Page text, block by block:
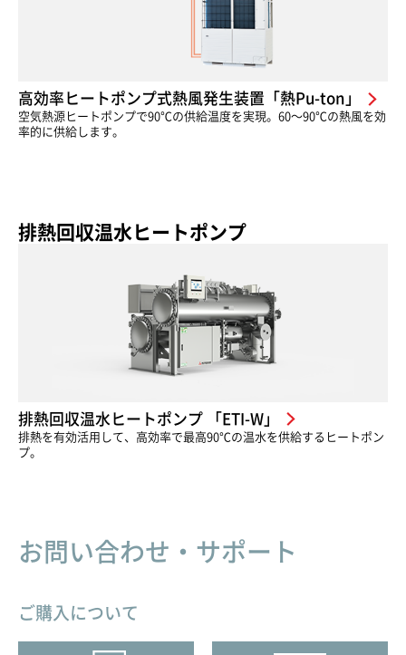
高効率ヒートポンプ式熱風発生装置「熱Pu-ton」
空気熱源ヒートポンプで90℃の供給温度を実現。60〜90℃の熱風を効
率的に供給します。
排熱回収温水ヒートポンプ
排熱回収温水ヒートポンプ 「ETI-W」
排熱を有効活用して、高効率で最高90℃の温水を供給するヒートポン
プ。
お問い合わせ・サポート
ご購入について